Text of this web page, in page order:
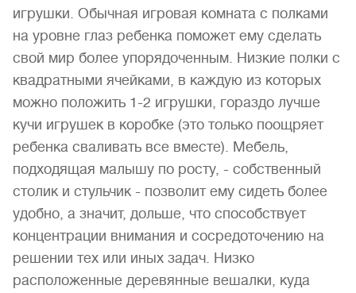
игрушки. Обычная игровая комната с полками
на уровне глаз ребенка поможет ему сделать
свой мир более упорядоченным. Низкие полки с
квадратными ячейками, в каждую из которых
можно положить 1-2 игрушки, гораздо лучше
кучи игрушек в коробке (это только поощряет
ребенка сваливать все вместе). Мебель,
подходящая малышу по росту, - собственный
столик и стульчик - позволит ему сидеть более
удобно, а значит, дольше, что способствует
концентрации внимания и сосредоточению на
решении тех или иных задач. Низко
расположенные деревянные вешалки, куда